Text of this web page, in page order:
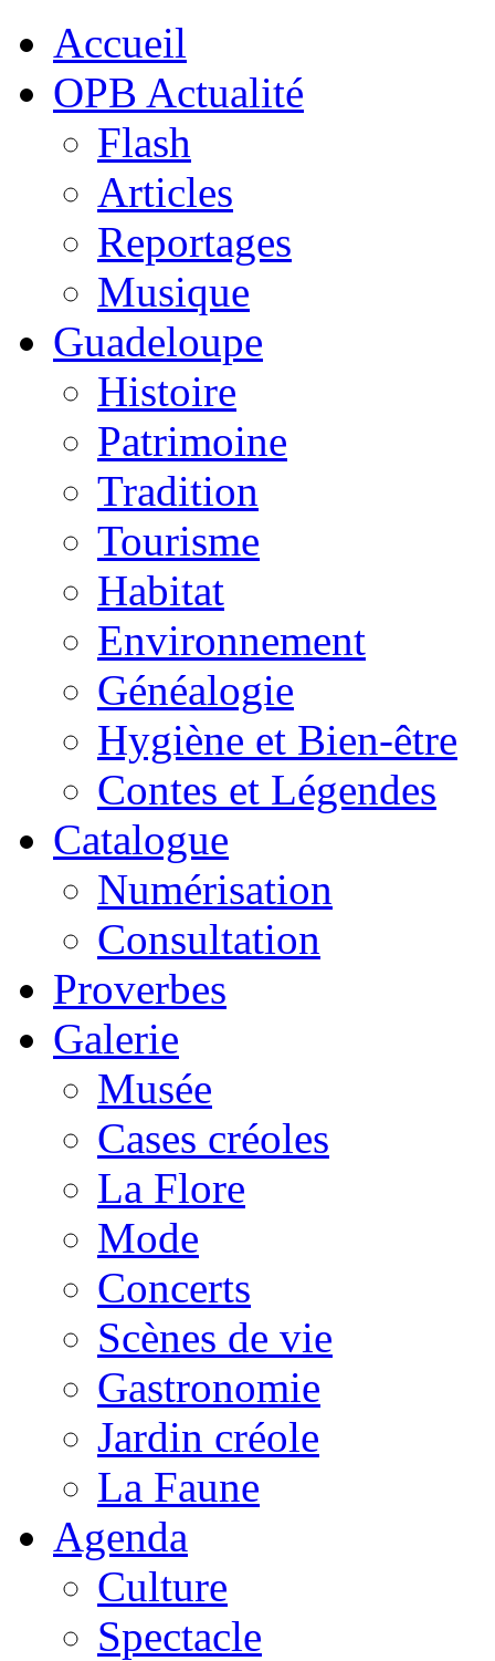
Accueil
OPB Actualité
Flash
Articles
Reportages
Musique
Guadeloupe
Histoire
Patrimoine
Tradition
Tourisme
Habitat
Environnement
Généalogie
Hygiène et Bien-être
Contes et Légendes
Catalogue
Numérisation
Consultation
Proverbes
Galerie
Musée
Cases créoles
La Flore
Mode
Concerts
Scènes de vie
Gastronomie
Jardin créole
La Faune
Agenda
Culture
Spectacle